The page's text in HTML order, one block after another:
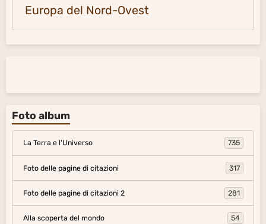
Europa del Nord-Ovest
Foto album
La Terra e l'Universo 735
Foto delle pagine di citazioni 317
Foto delle pagine di citazioni 2 281
Alla scoperta del mondo 54